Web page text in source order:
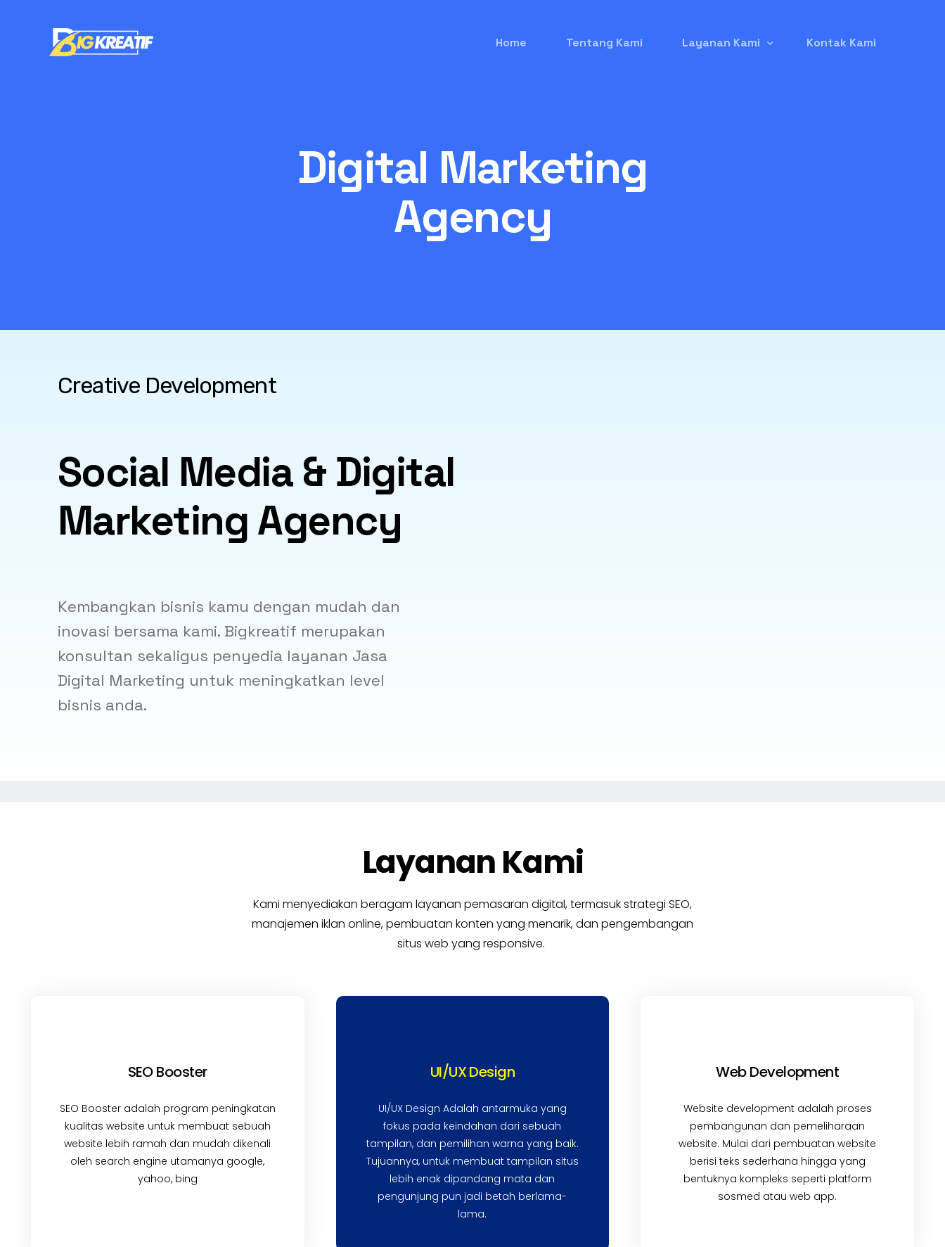
Home Tentang Kami Layanan Kami Kontak Kami
Digital Marketing
Agency
Creative Development
Social Media & Digital
Marketing Agency
Kembangkan bisnis kamu dengan mudah dan
inovasi bersama kami. Bigkreatif merupakan
konsultan sekaligus penyedia layanan Jasa
Digital Marketing untuk meningkatkan level
bisnis anda.
Layanan Kami
Kami menyediakan beragam layanan pemasaran digital, termasuk strategi SEO,
manajemen iklan online, pembuatan konten yang menarik, dan pengembangan
situs web yang responsive.
SEO Booster
SEO Booster adalah program peningkatan
kualitas website untuk membuat sebuah
website lebih ramah dan mudah dikenali
oleh search engine utamanya google,
yahoo, bing
UI/UX Design
UI/UX Design Adalah antarmuka yang
fokus pada keindahan dari sebuah
tampilan, dan pemilihan warna yang baik.
Tujuannya, untuk membuat tampilan situs
lebih enak dipandang mata dan
pengunjung pun jadi betah berlama-
lama.
Web Development
Website development adalah proses
pembangunan dan pemeliharaan
website. Mulai dari pembuatan website
berisi teks sederhana hingga yang
bentuknya kompleks seperti platform
sosmed atau web app.